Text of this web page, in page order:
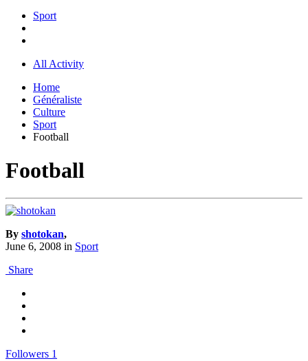
Sport
All Activity
Home
Généraliste
Culture
Sport
Football
Football
By shotokan,
June 6, 2008 in Sport
Share
Followers 1